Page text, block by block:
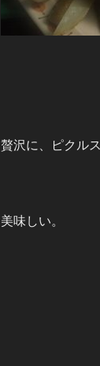
贅沢に、ピクル
美味しい。